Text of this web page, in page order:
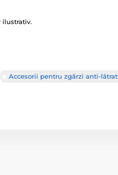
ilustrativ.
Accesorii pentru zgărzi anti-lătrat